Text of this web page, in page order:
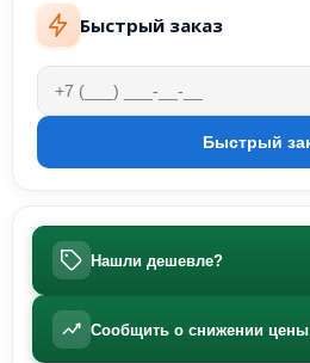
Быстрый заказ
Нашли дешевле?
Сообщить о снижении цены